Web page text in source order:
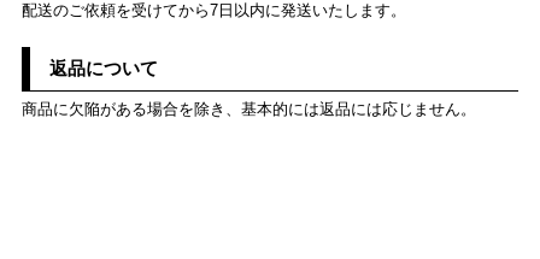
配送のご依頼を受けてから7日以内に発送いたします。
返品について
商品に欠陥がある場合を除き、基本的には返品には応じません。